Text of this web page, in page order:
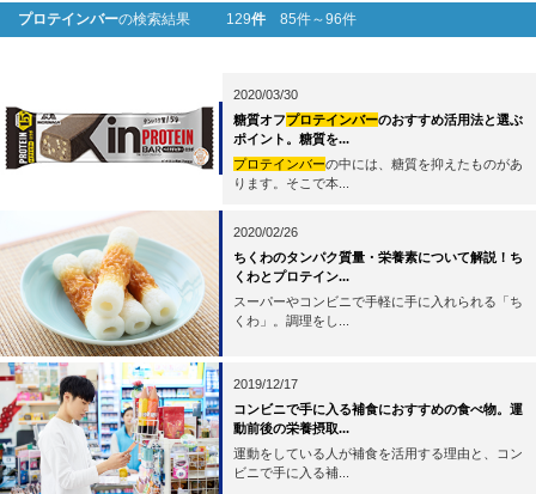
プロテインバーの検索結果 129件 85件～96件
2020/03/30
糖質オフプロテインバーのおすすめ活用法と選ぶ
ポイント。糖質を...
プロテインバーの中には、糖質を抑えたものがあ
ります。そこで本...
2020/02/26
ちくわのタンパク質量・栄養素について解説！ち
くわとプロテイン...
スーパーやコンビニで手軽に手に入れられる「ち
くわ」。調理をし...
2019/12/17
コンビニで手に入る補食におすすめの食べ物。運
動前後の栄養摂取...
運動をしている人が補食を活用する理由と、コン
ビニで手に入る補...